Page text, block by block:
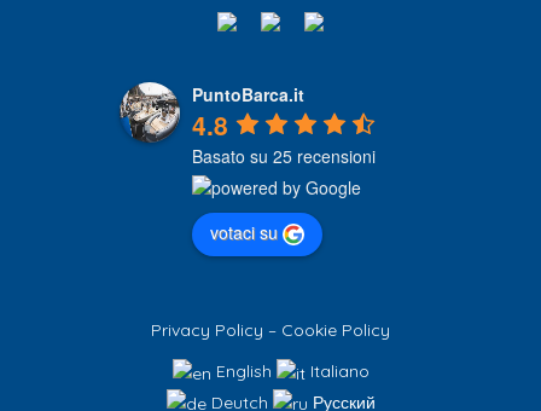
PuntoBarca.it
4.8
Basato su 25 recensioni
votaci su
Privacy Policy – Cookie Policy
English
Italiano
Deutch
Русский